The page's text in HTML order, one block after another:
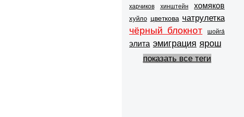
харчиков хинштейн хомяков
хуйло цветкова чатрулетка
чёрный блокнот шойга́
элита эмиграция ярош
показать все теги